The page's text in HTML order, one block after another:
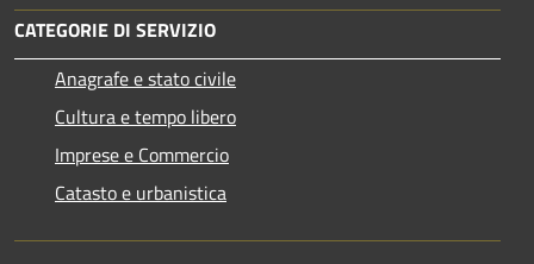
CATEGORIE DI SERVIZIO
Anagrafe e stato civile
Cultura e tempo libero
Imprese e Commercio
Catasto e urbanistica